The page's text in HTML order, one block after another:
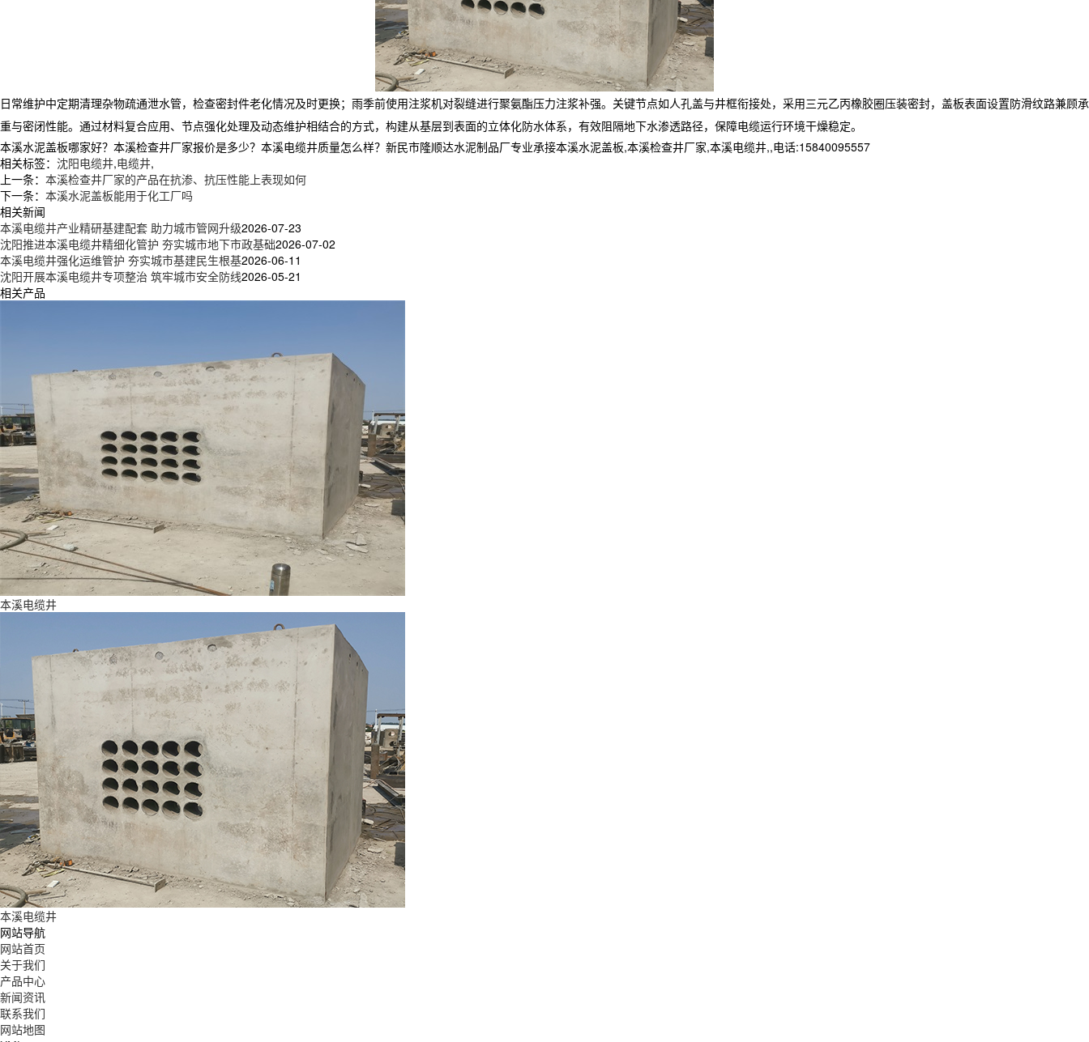
日常维护中定期清理杂物疏通泄水管，检查密封件老化情况及时更换；雨季前使用注浆机对裂缝进行聚氨酯压力注浆补强。关键节点如人孔盖与井框衔接处，采用三元乙丙橡胶圈压装密封，盖板表面设置防滑纹路兼顾承
重与密闭性能。通过材料复合应用、节点强化处理及动态维护相结合的方式，构建从基层到表面的立体化防水体系，有效阻隔地下水渗透路径，保障电缆运行环境干燥稳定。
本溪水泥盖板哪家好？本溪检查井厂家报价是多少？本溪电缆井质量怎么样？新民市隆顺达水泥制品厂专业承接本溪水泥盖板,本溪检查井厂家,本溪电缆井,,电话:15840095557
相关标签： 沈阳电缆井,电缆井,
上一条： 本溪检查井厂家的产品在抗渗、抗压性能上表现如何
下一条： 本溪水泥盖板能用于化工厂吗
相关新闻
本溪电缆井产业精研基建配套 助力城市管网升级2026-07-23
沈阳推进本溪电缆井精细化管护 夯实城市地下市政基础2026-07-02
本溪电缆井强化运维管护 夯实城市基建民生根基2026-06-11
沈阳开展本溪电缆井专项整治 筑牢城市安全防线2026-05-21
相关产品
本溪电缆井
本溪电缆井
网站导航
网站首页
关于我们
产品中心
新闻资讯
联系我们
网站地图